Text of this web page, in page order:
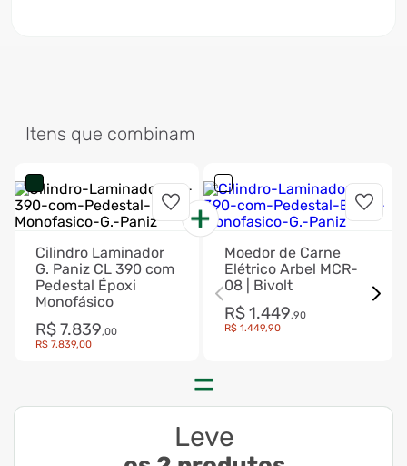
Itens que combinam
Cilindro Laminador
G. Paniz CL 390 com
Pedestal Époxi
Monofásico
R$7.839,00
R$ 7.839,00
Moedor de Carne
Elétrico Arbel MCR-
08 | Bivolt
R$1.449,90
R$ 1.449,90
Leve